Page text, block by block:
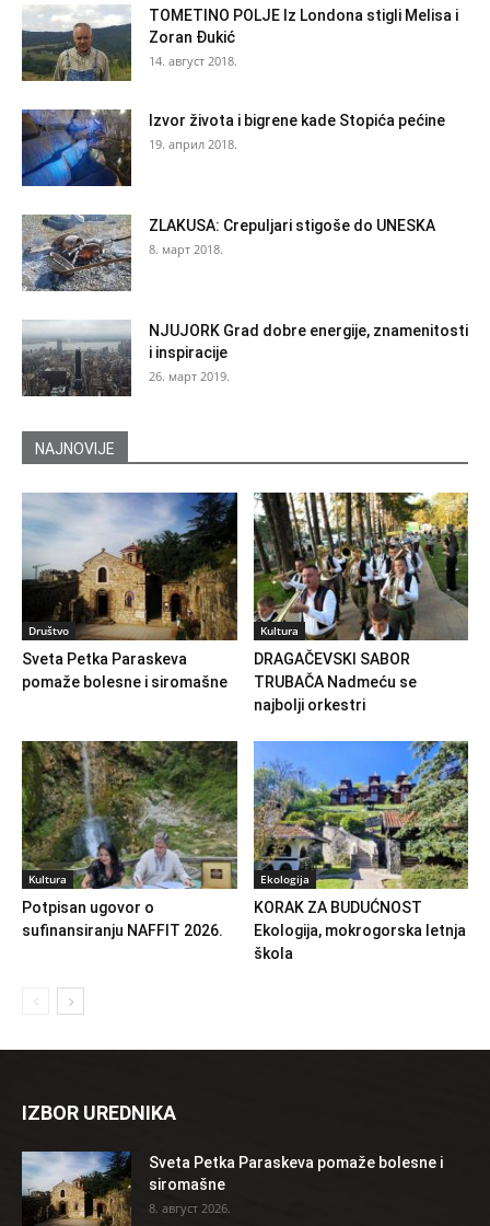
TOMETINO POLJE Iz Londona stigli Melisa i
Zoran Đukić
14. август 2018.
Izvor života i bigrene kade Stopića pećine
19. април 2018.
ZLAKUSA: Crepuljari stigoše do UNESKA
8. март 2018.
NJUJORK Grad dobre energije, znamenitosti
i inspiracije
26. март 2019.
NAJNOVIJE
Društvo
Sveta Petka Paraskeva
pomaže bolesne i siromašne
Kultura
DRAGAČEVSKI SABOR
TRUBAČA Nadmeću se
najbolji orkestri
Kultura
Potpisan ugovor o
sufinansiranju NAFFIT 2026.
Ekologija
KORAK ZA BUDUĆNOST
Ekologija, mokrogorska letnja
škola
IZBOR UREDNIKA
Sveta Petka Paraskeva pomaže bolesne i
siromašne
8. август 2026.